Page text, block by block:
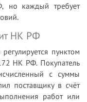
но каждый требует
НК РФ
пунктом
НК РФ. Покупатель
с суммы
поставщику в счёт
работ или